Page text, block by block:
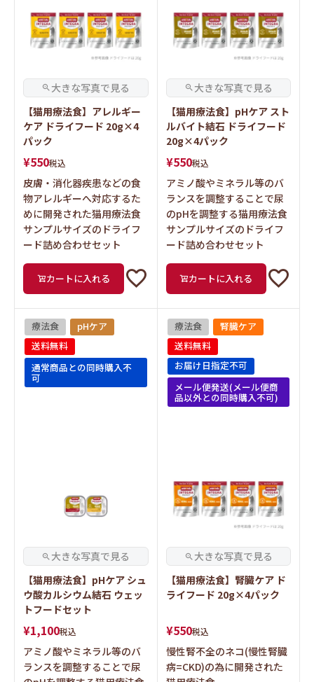
【猫用療法食】アレルギー
ケア ドライフード 20g×4
パック
¥550税込
皮膚・消化器疾患などの食
物アレルギーへ対応するた
めに開発された猫用療法食
サンプルサイズのドライフ
ード詰め合わせセット
カートに入れる
【猫用療法食】pHケア スト
ルバイト結石 ドライフード
20g×4パック
¥550税込
アミノ酸やミネラル等のバ
ランスを調整することで尿
のpHを調整する猫用療法食
サンプルサイズのドライフ
ード詰め合わせセット
カートに入れる
療法食
pHケア
送料無料
通常商品との同時購入不
可
【猫用療法食】pHケア シュ
ウ酸カルシウム結石 ウェッ
トフードセット
¥1,100税込
アミノ酸やミネラル等のバ
ランスを調整することで尿
療法食
腎臓ケア
送料無料
お届け日指定不可
メール便発送(メール便商
品以外との同時購入不可)
【猫用療法食】腎臓ケア ド
ライフード 20g×4パック
¥550税込
慢性腎不全のネコ(慢性腎臓
病=CKD)の為に開発された